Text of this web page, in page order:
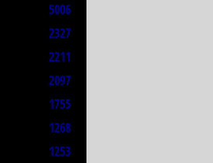
5006
2327
2211
2097
1755
1268
1253